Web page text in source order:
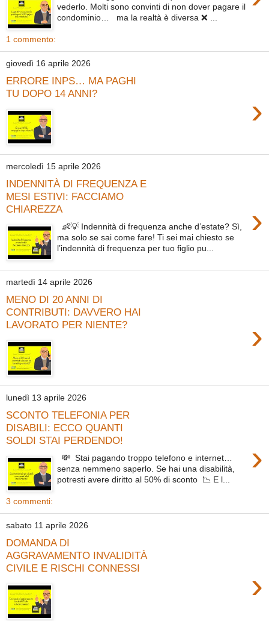
vederlo. Molti sono convinti di non dover pagare il
condominio… ma la realtà è diversa ❌ ...
1 commento:
giovedì 16 aprile 2026
ERRORE INPS… MA PAGHI
TU DOPO 14 ANNI?
›
mercoledì 15 aprile 2026
INDENNITÀ DI FREQUENZA E
MESI ESTIVI: FACCIAMO
CHIAREZZA
›
👶💡 Indennità di frequenza anche d’estate? Sì,
ma solo se sai come fare! Ti sei mai chiesto se
l’indennità di frequenza per tuo figlio pu...
martedì 14 aprile 2026
MENO DI 20 ANNI DI
CONTRIBUTI: DAVVERO HAI
LAVORATO PER NIENTE?
›
lunedì 13 aprile 2026
SCONTO TELEFONIA PER
DISABILI: ECCO QUANTI
SOLDI STAI PERDENDO!
›
💸 Stai pagando troppo telefono e internet…
senza nemmeno saperlo. Se hai una disabilità,
potresti avere diritto al 50% di sconto 📉 E l...
3 commenti:
sabato 11 aprile 2026
DOMANDA DI
AGGRAVAMENTO INVALIDITÀ
CIVILE E RISCHI CONNESSI
›